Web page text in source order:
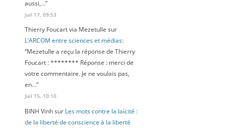
aussi,…”
Juil 17, 09:53
Thierry Foucart via Mezetulle sur
L’ARCOM entre sciences et médias:
“Mezetulle a reçu la réponse de Thierry
Foucart : ******** Réponse : merci de
votre commentaire. Je ne voulais pas,
en…”
Juil 15, 10:10
BINH Vinhsur Les mots contre la laïcité :
de la liberté de conscience à la liberté